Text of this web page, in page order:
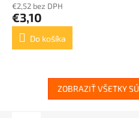
€2,52 bez DPH
€3,10
Do košíka
ZOBRAZIŤ VŠETKY